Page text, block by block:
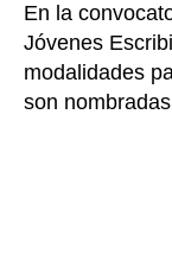
En la
Jóvenes
modalidades
son